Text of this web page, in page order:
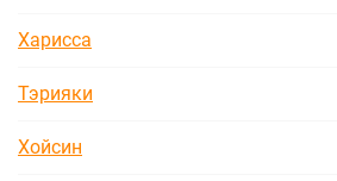
Харисса
Тэрияки
Хойсин